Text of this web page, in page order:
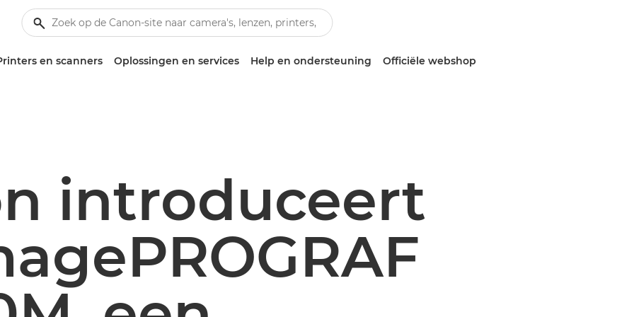
en scanners Oplossingen en services Help en ondersteuning Officiële webshop
introduceert